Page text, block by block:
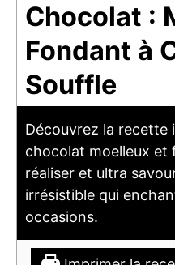
Chocolat :
Fondant à
Souffle
Découvrez la recette
chocolat moelleux et
réaliser et ultra
irrésistible qui
occasions.